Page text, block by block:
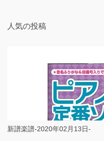
人気の投稿
新譜楽譜-2020年02月13日-